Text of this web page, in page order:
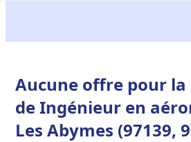
Aucune offre pour la
de Ingénieur en
Les Abymes (97139,